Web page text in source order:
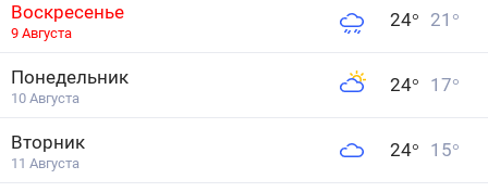
Воскресенье
9 Августа
24° 21 °
Понедельник
10 Августа
24° 17°
Вторник
11 Августа
24° 15°